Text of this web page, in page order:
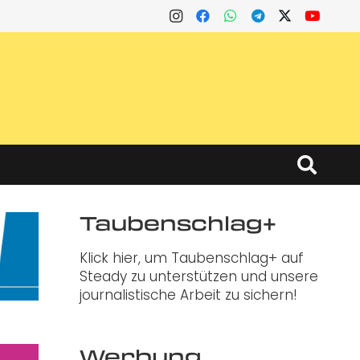
Taubenschlag+
Klick hier, um Taubenschlag+ auf
Steady zu unterstützen und unsere
journalistische Arbeit zu sichern!